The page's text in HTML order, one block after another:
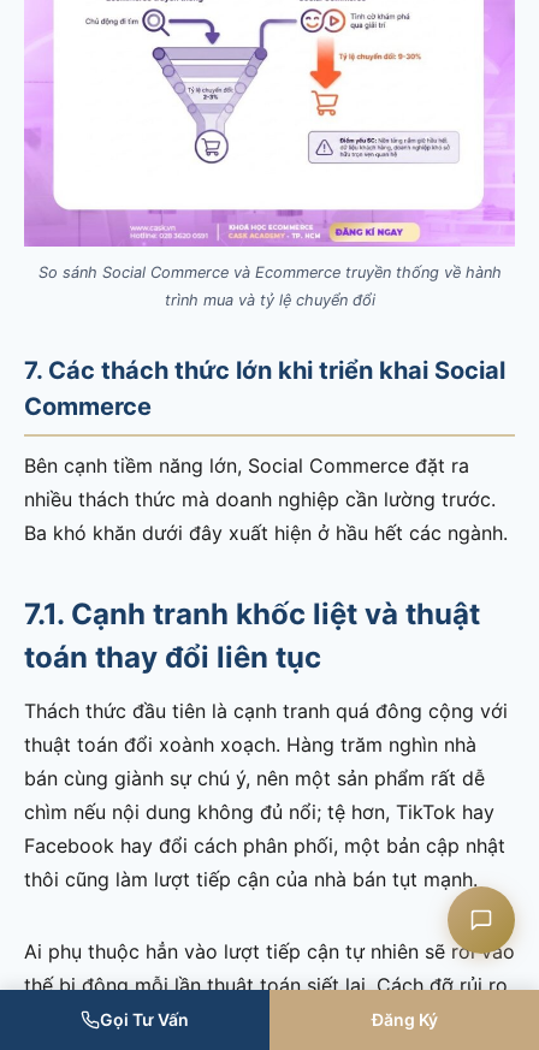
So sánh Social Commerce và Ecommerce truyền thống về hành
trình mua và tỷ lệ chuyển đổi
7. Các thách thức lớn khi triển khai Social
Commerce
Bên cạnh tiềm năng lớn, Social Commerce đặt ra
nhiều thách thức mà doanh nghiệp cần lường trước.
Ba khó khăn dưới đây xuất hiện ở hầu hết các ngành.
7.1. Cạnh tranh khốc liệt và thuật
toán thay đổi liên tục
Thách thức đầu tiên là cạnh tranh quá đông cộng với
thuật toán đổi xoành xoạch. Hàng trăm nghìn nhà
bán cùng giành sự chú ý, nên một sản phẩm rất dễ
chìm nếu nội dung không đủ nổi; tệ hơn, TikTok hay
Facebook hay đổi cách phân phối, một bản cập nhật
thôi cũng làm lượt tiếp cận của nhà bán tụt mạnh.
Ai phụ thuộc hẳn vào lượt tiếp cận tự nhiên sẽ rơi vào
thế bị động mỗi lần thuật toán siết lại. Cách đỡ rủi ro
là trải ra nhiều kênh và gây dựng tệp khách của riêng
Gọi Tư Vấn Đăng Ký
Liên hệ CASK
Yêu cầu tư vấn